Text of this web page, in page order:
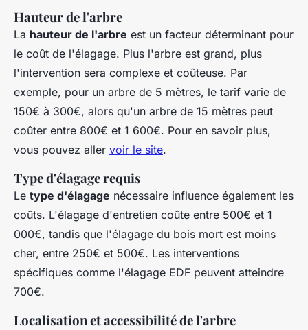
Hauteur de l'arbre
La hauteur de l'arbre est un facteur déterminant pour
le coût de l'élagage. Plus l'arbre est grand, plus
l'intervention sera complexe et coûteuse. Par
exemple, pour un arbre de 5 mètres, le tarif varie de
150€ à 300€, alors qu'un arbre de 15 mètres peut
coûter entre 800€ et 1 600€. Pour en savoir plus,
vous pouvez aller voir le site.
Type d'élagage requis
Le type d'élagage nécessaire influence également les
coûts. L'élagage d'entretien coûte entre 500€ et 1
000€, tandis que l'élagage du bois mort est moins
cher, entre 250€ et 500€. Les interventions
spécifiques comme l'élagage EDF peuvent atteindre
700€.
Localisation et accessibilité de l'arbre